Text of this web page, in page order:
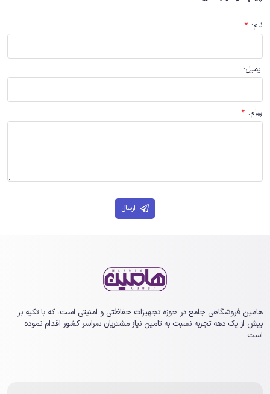
نام:
*
ایمیل:
پیام:
*
ارسال
هامین فروشگاهی جامع در حوزه تجهیزات حفاظتی و امنیتی است، که با تکیه بر
بیش از یک ‏دهه تجربه نسبت به تامین نیاز مشتریان سراسر کشور اقدام نموده
است.